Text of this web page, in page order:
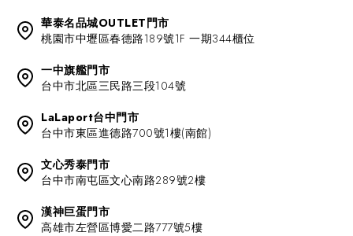
華泰名品城OUTLET門市
桃園市中壢區春德路189號1F 一期344櫃位
一中旗艦門市
台中市北區三民路三段104號
LaLaport台中門市
台中市東區進德路700號1樓(南館)
文心秀泰門市
台中市南屯區文心南路289號2樓
漢神巨蛋門市
高雄市左營區博愛二路777號5樓